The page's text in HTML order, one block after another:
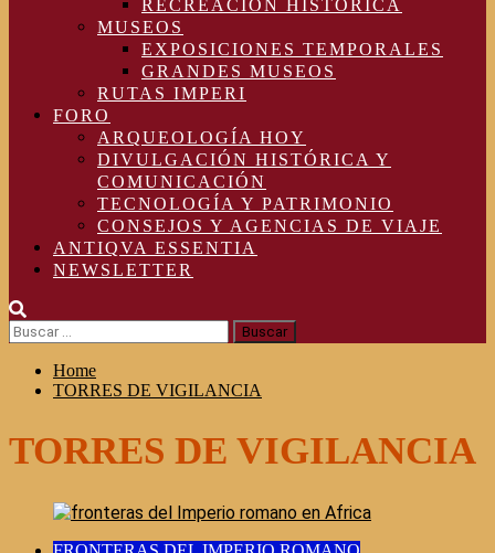
RECREACIÓN HISTÓRICA
MUSEOS
EXPOSICIONES TEMPORALES
GRANDES MUSEOS
RUTAS IMPERI
FORO
ARQUEOLOGÍA HOY
DIVULGACIÓN HISTÓRICA Y
COMUNICACIÓN
TECNOLOGÍA Y PATRIMONIO
CONSEJOS Y AGENCIAS DE VIAJE
ANTIQVA ESSENTIA
NEWSLETTER
Buscar:
Home
TORRES DE VIGILANCIA
TORRES DE VIGILANCIA